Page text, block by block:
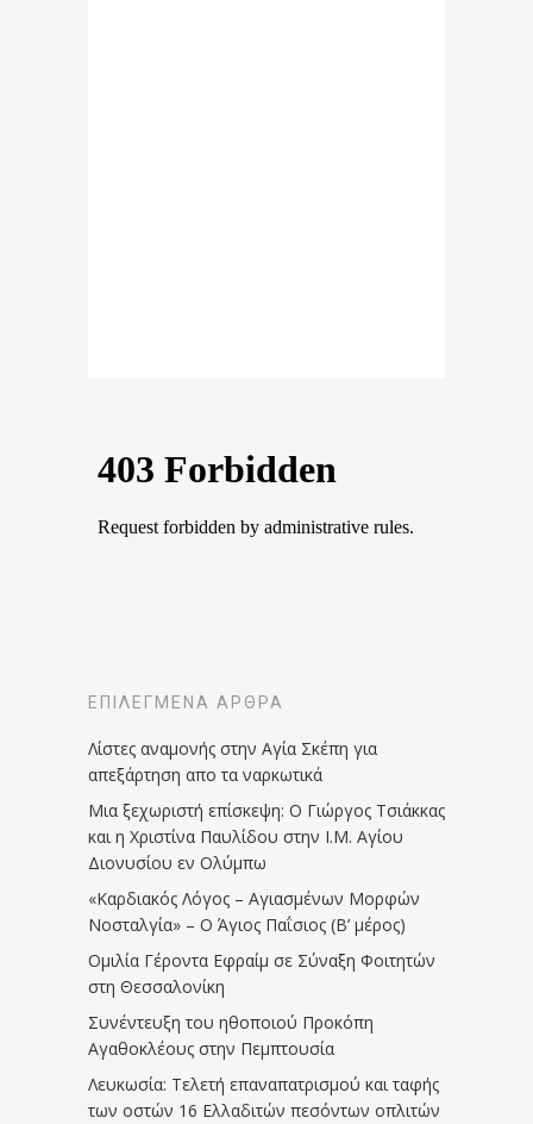
ΕΠΙΛΕΓΜΈΝΑ ΆΡΘΡΑ
Λίστες αναμονής στην Αγία Σκέπη για
απεξάρτηση απο τα ναρκωτικά
Μια ξεχωριστή επίσκεψη: Ο Γιώργος Τσιάκκας
και η Χριστίνα Παυλίδου στην Ι.Μ. Αγίου
Διονυσίου εν Ολύμπω
«Καρδιακός Λόγος – Αγιασμένων Μορφών
Νοσταλγία» – Ο Άγιος Παΐσιος (Β’ μέρος)
Ομιλία Γέροντα Εφραίμ σε Σύναξη Φοιτητών
στη Θεσσαλονίκη
Συνέντευξη του ηθοποιού Προκόπη
Αγαθοκλέους στην Πεμπτουσία
Λευκωσία: Τελετή επαναπατρισμού και ταφής
των οστών 16 Ελλαδιτών πεσόντων οπλιτών